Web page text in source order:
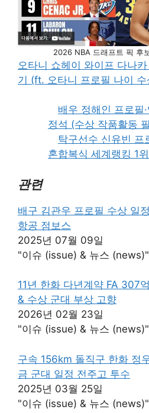
2026 NBA 드래프트 픽 후
오타니 쇼헤이 와이프 다나
기 (ft. 오타니 프로필 나이
배우 정해인 프로필
정석 (수상 작품활동
탁구선수 신유빈 프
혼합복식 세계랭킹 1
관련
배구 김관우 프로필 수상 일
항공 점보스
2025년 07월 09일
"이슈 (issue) & 뉴스
11년 한화 다년계약 FA 307
& 수상 군대 부상 고향
2026년 02월 23일
"이슈 (issue) & 뉴스
구속 156km 돌직구 한화 정
금 군대 일정 전주고 투수
2025년 03월 25일
"이슈 (issue) & 뉴스